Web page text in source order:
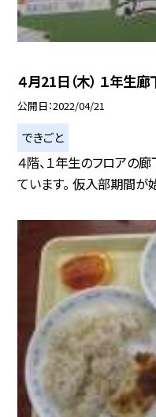
４月21日（木） １年生
公開日 2022/04/21
できごと
４階、１年生のフロアの
ています。 仮入部期間が